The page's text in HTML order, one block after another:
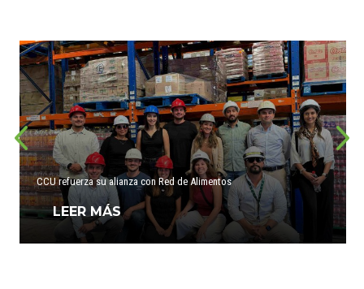
CCU refuerza su alianza con Red de Alimentos
LEER MÁS